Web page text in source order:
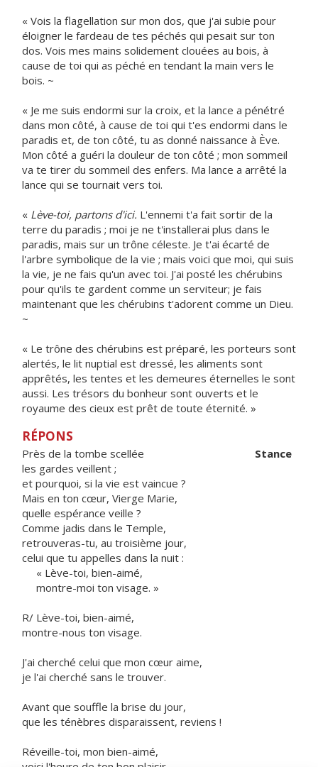
« Vois la flagellation sur mon dos, que j'ai subie pour
éloigner le fardeau de tes péchés qui pesait sur ton
dos. Vois mes mains solidement clouées au bois, à
cause de toi qui as péché en tendant la main vers le
bois. ~
« Je me suis endormi sur la croix, et la lance a pénétré
dans mon côté, à cause de toi qui t'es endormi dans le
paradis et, de ton côté, tu as donné naissance à Ève.
Mon côté a guéri la douleur de ton côté ; mon sommeil
va te tirer du sommeil des enfers. Ma lance a arrêté la
lance qui se tournait vers toi.
« Lève-toi, partons d'ici. L'ennemi t'a fait sortir de la
terre du paradis ; moi je ne t'installerai plus dans le
paradis, mais sur un trône céleste. Je t'ai écarté de
l'arbre symbolique de la vie ; mais voici que moi, qui suis
la vie, je ne fais qu'un avec toi. J'ai posté les chérubins
pour qu'ils te gardent comme un serviteur; je fais
maintenant que les chérubins t'adorent comme un Dieu.
~
« Le trône des chérubins est préparé, les porteurs sont
alertés, le lit nuptial est dressé, les aliments sont
apprêtés, les tentes et les demeures éternelles le sont
aussi. Les trésors du bonheur sont ouverts et le
royaume des cieux est prêt de toute éternité. »
RÉPONS
Près de la tombe scellée Stance
les gardes veillent ;
et pourquoi, si la vie est vaincue ?
Mais en ton cœur, Vierge Marie,
quelle espérance veille ?
Comme jadis dans le Temple,
retrouveras-tu, au troisième jour,
celui que tu appelles dans la nuit :
« Lève-toi, bien-aimé,
montre-moi ton visage. »
R/ Lève-toi, bien-aimé,
montre-nous ton visage.
J'ai cherché celui que mon cœur aime,
je l'ai cherché sans le trouver.
Avant que souffle la brise du jour,
que les ténèbres disparaissent, reviens !
Réveille-toi, mon bien-aimé,